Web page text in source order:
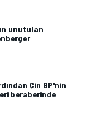
unutulan
Çin GP'nin
beraberinde